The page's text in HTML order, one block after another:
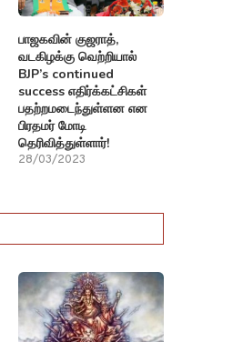
பாஜகவின் குஜராத்,
வடகிழக்கு வெற்றியால்
BJP’s continued
success எதிர்க்கட்சிகள்
பதற்றமடைந்துள்ளன என
பிரதமர் மோடி
தெரிவித்துள்ளார்!
28/03/2023